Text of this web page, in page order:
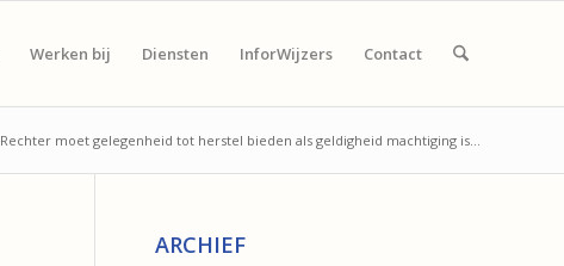
Werken bij Diensten InforWijzers Contact
Rechter moet gelegenheid tot herstel bieden als geldigheid machtiging is...
ARCHIEF